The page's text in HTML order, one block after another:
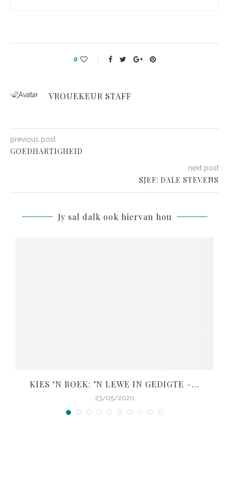
0
VROUEKEUR STAFF
previous post
GOEDHARTIGHEID
next post
SJEF: DALE STEVENS
Jy sal dalk ook hiervan hou
KIES ‘N BOEK: ’N LEWE IN GEDIGTE –...
23/05/2020